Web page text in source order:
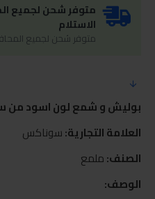
متوفر شحن لجميع
الاستلام
متوفر شحن لجميع
بوليش و شمع لون اسود من
العلامة التجارية:سوناكس
الصنف:ملمع
الوصف: